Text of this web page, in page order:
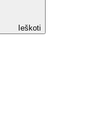
Ieškoti